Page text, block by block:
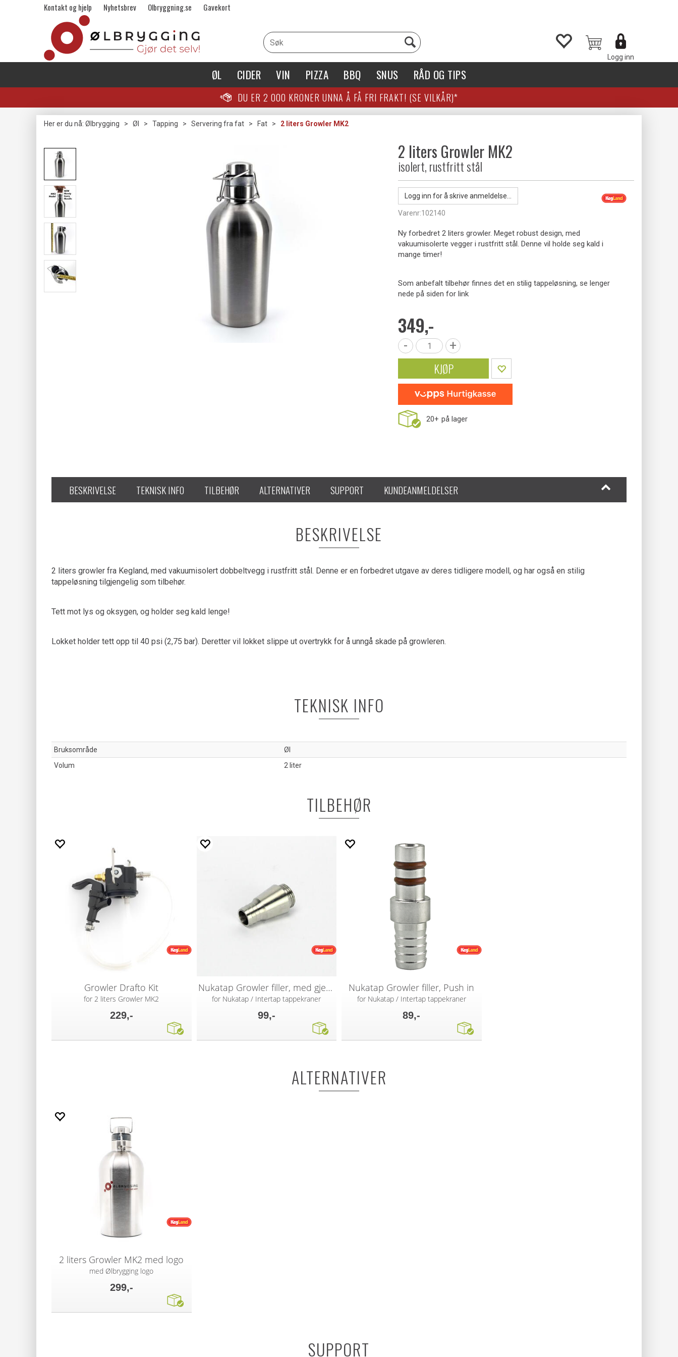
Kontakt og hjelp Nyhetsbrev Olbryggning.se Gavekort
Logg inn
ØL CIDER VIN PIZZA BBQ SNUS RÅD OG TIPS
DU ER 2 000 KRONER UNNA Å FÅ FRI FRAKT! (SE VILKÅR)*
Her er du nå: Ølbrygging > Øl > Tapping > Servering fra fat > Fat > 2 liters Growler MK2
2 liters Growler MK2
isolert, rustfritt stål
Logg inn for å skrive anmeldelse...
Varenr:102140
Ny forbedret 2 liters growler. Meget robust design, med
vakuumisolerte vegger i rustfritt stål. Denne vil holde seg kald i
mange timer!
Som anbefalt tilbehør finnes det en stilig tappeløsning, se lenger
nede på siden for link
349,-
- +
KJØP
20+ på lager
BESKRIVELSE TEKNISK INFO TILBEHØR ALTERNATIVER SUPPORT KUNDEANMELDELSER
BESKRIVELSE
2 liters growler fra Kegland, med vakuumisolert dobbeltvegg i rustfritt stål. Denne er en forbedret utgave av deres tidligere modell, og har også en stilig
tappeløsning tilgjengelig som tilbehør.
Tett mot lys og oksygen, og holder seg kald lenge!
Lokket holder tett opp til 40 psi (2,75 bar). Deretter vil lokket slippe ut overtrykk for å unngå skade på growleren.
TEKNISK INFO
Bruksområde
Øl
Volum
2 liter
TILBEHØR
Growler Drafto Kit
for 2 liters Growler MK2
229,-
Nukatap Growler filler, med gjenger
for Nukatap / Intertap tappekraner
99,-
Nukatap Growler filler, Push in
for Nukatap / Intertap tappekraner
89,-
ALTERNATIVER
2 liters Growler MK2 med logo
med Ølbrygging logo
299,-
SUPPORT